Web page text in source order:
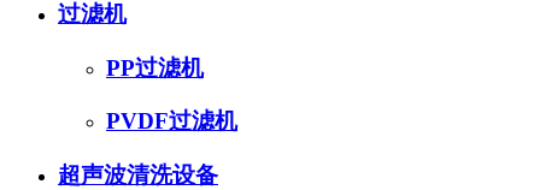
过滤机
PP过滤机
PVDF过滤机
超声波清洗设备